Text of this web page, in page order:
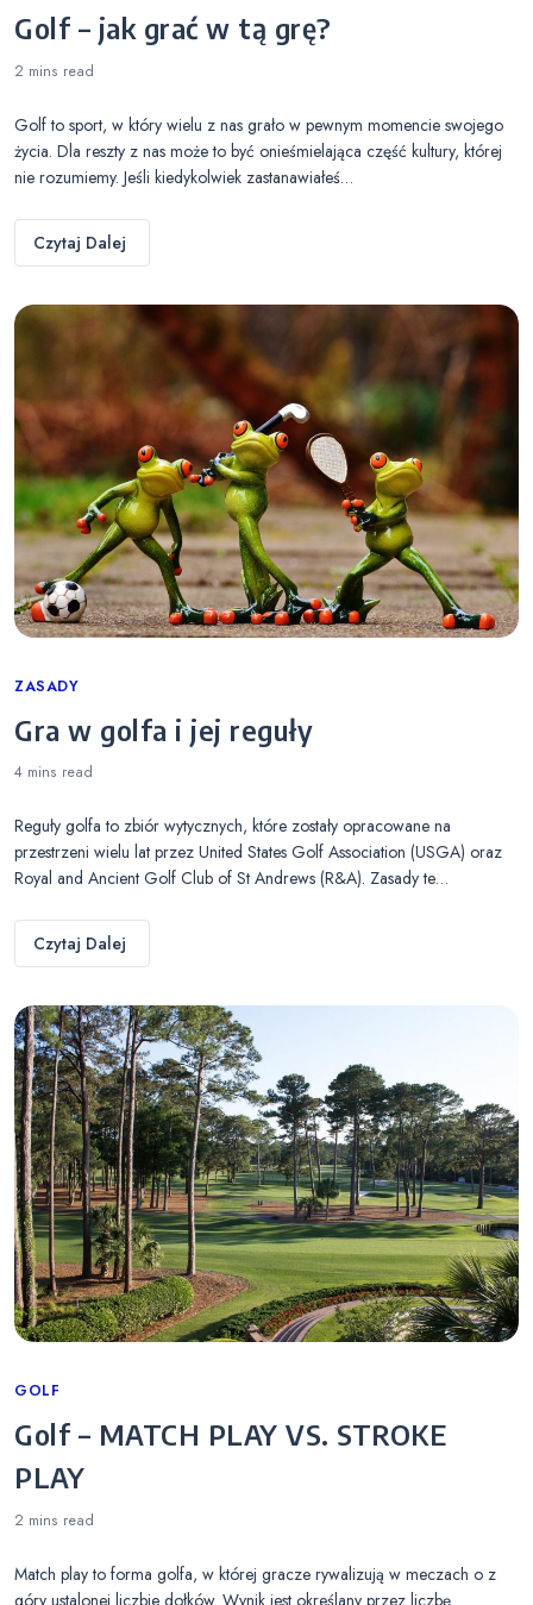
Golf – jak grać w tą grę?
2 mins read
Golf to sport, w który wielu z nas grało w pewnym momencie swojego
życia. Dla reszty z nas może to być onieśmielająca część kultury, której
nie rozumiemy. Jeśli kiedykolwiek zastanawiałeś…
Czytaj Dalej
Categories
ZASADY
Gra w golfa i jej reguły
4 mins read
Reguły golfa to zbiór wytycznych, które zostały opracowane na
przestrzeni wielu lat przez United States Golf Association (USGA) oraz
Royal and Ancient Golf Club of St Andrews (R&A). Zasady te…
Czytaj Dalej
Categories
GOLF
Golf – MATCH PLAY VS. STROKE
PLAY
2 mins read
Match play to forma golfa, w której gracze rywalizują w meczach o z
góry ustalonej liczbie dołków. Wynik jest określany przez liczbę